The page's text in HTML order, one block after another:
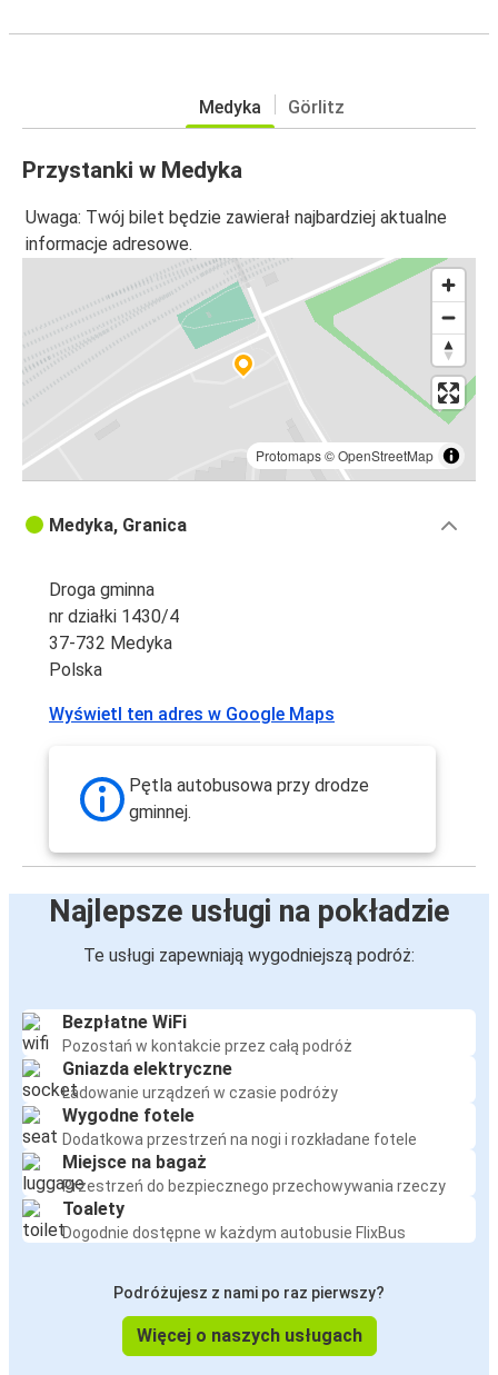
Medyka Görlitz
Przystanki w Medyka
Uwaga: Twój bilet będzie zawierał najbardziej aktualne
informacje adresowe.
Protomaps©OpenStreetMap
Medyka, Granica
Droga gminna
nr działki 1430/4
37-732 Medyka
Polska
Wyświetl ten adres w Google Maps
Pętla autobusowa przy drodze
gminnej.
Najlepsze usługi na pokładzie
Te usługi zapewniają wygodniejszą podróż:
Bezpłatne WiFi
Pozostań w kontakcie przez całą podróż
Gniazda elektryczne
Ładowanie urządzeń w czasie podróży
Wygodne fotele
Dodatkowa przestrzeń na nogi i rozkładane fotele
Miejsce na bagaż
Przestrzeń do bezpiecznego przechowywania rzeczy
Toalety
Dogodnie dostępne w każdym autobusie FlixBus
Podróżujesz z nami po raz pierwszy?
Więcej o naszych usługach